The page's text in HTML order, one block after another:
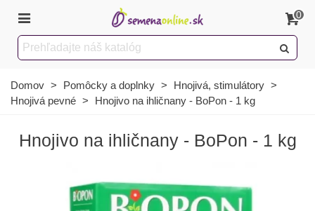
0
Domov > Pomôcky a doplnky > Hnojivá, stimulátory >
Hnojivá pevné > Hnojivo na ihličnany - BoPon - 1 kg
Hnojivo na ihličnany - BoPon - 1 kg